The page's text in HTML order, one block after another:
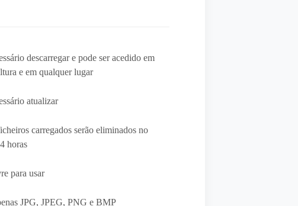
descarregar e pode ser acedido em
e em qualquer lugar
atualizar
carregados serão eliminados no
horas
para usar
JPG, JPEG, PNG e BMP